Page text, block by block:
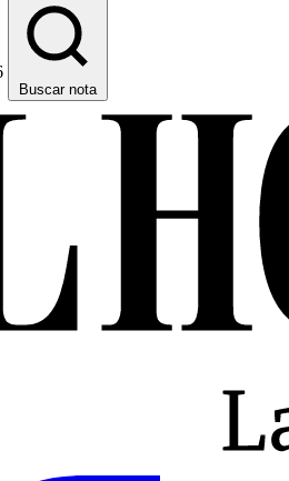
Buscar nota